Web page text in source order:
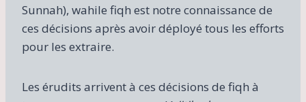
Sunnah), wahile fiqh est notre connaissance de
ces décisions après avoir déployé tous les efforts
pour les extraire.
Les érudits arrivent à ces décisions de fiqh à